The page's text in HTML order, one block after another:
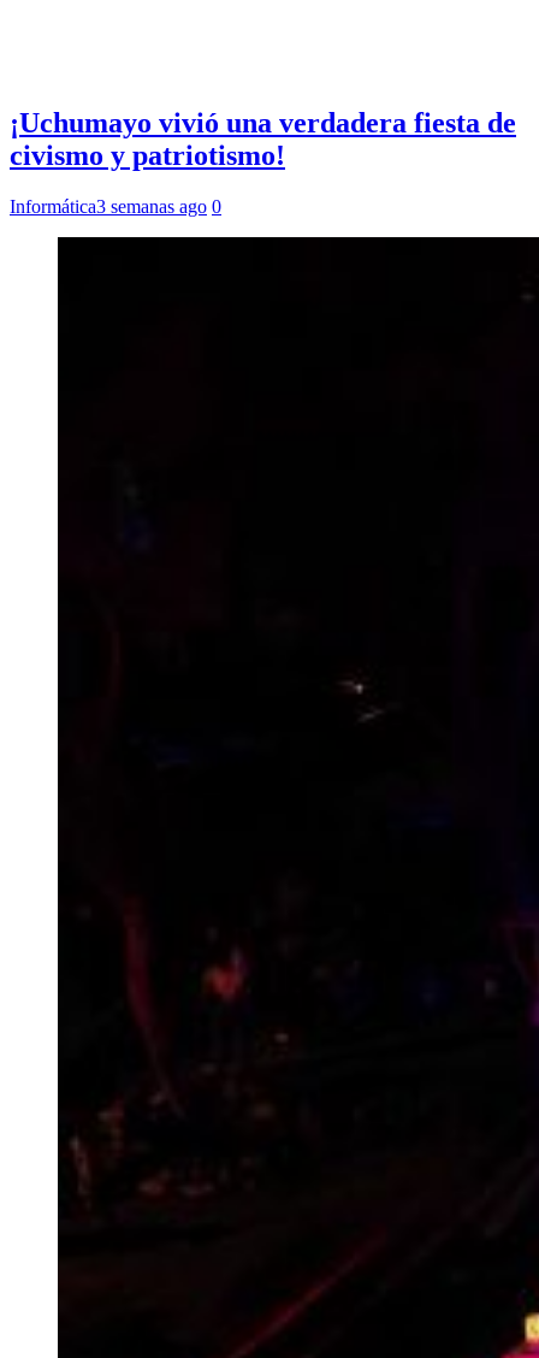
¡Uchumayo vivió una verdadera fiesta de
civismo y patriotismo!
Informática3 semanas ago 0